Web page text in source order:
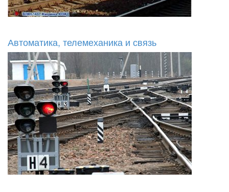
Автоматика, телемеханика и связь